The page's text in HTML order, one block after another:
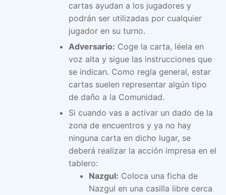
cartas ayudan a los jugadores y
podrán ser utilizadas por cualquier
jugador en su turno.
Adversario: Coge la carta, léela en
voz alta y sigue las instrucciones que
se indican. Como regla general, estar
cartas suelen representar algún tipo
de daño a la Comunidad.
Si cuando vas a activar un dado de la
zona de encuentros y ya no hay
ninguna carta en dicho lugar, se
deberá realizar la acción impresa en el
tablero:
Nazgul: Coloca una ficha de
Nazgul en una casilla libre cerca